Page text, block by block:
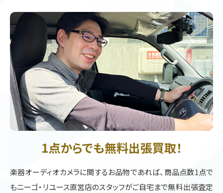
1点からでも無料出張買取！
楽器オーディオカメラに関するお品物であれば、商品点数1点で
もニーゴ・リユース直営店のスタッフがご自宅まで無料出張査定